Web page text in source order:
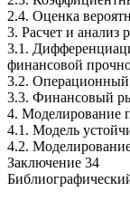
2.4. Оценка
3. Расчет и анализ
3.1.
финансовой
3.2.
3.3. Финансовый
4. Моделирование
4.1. Модель
4.2.
Заключение 34